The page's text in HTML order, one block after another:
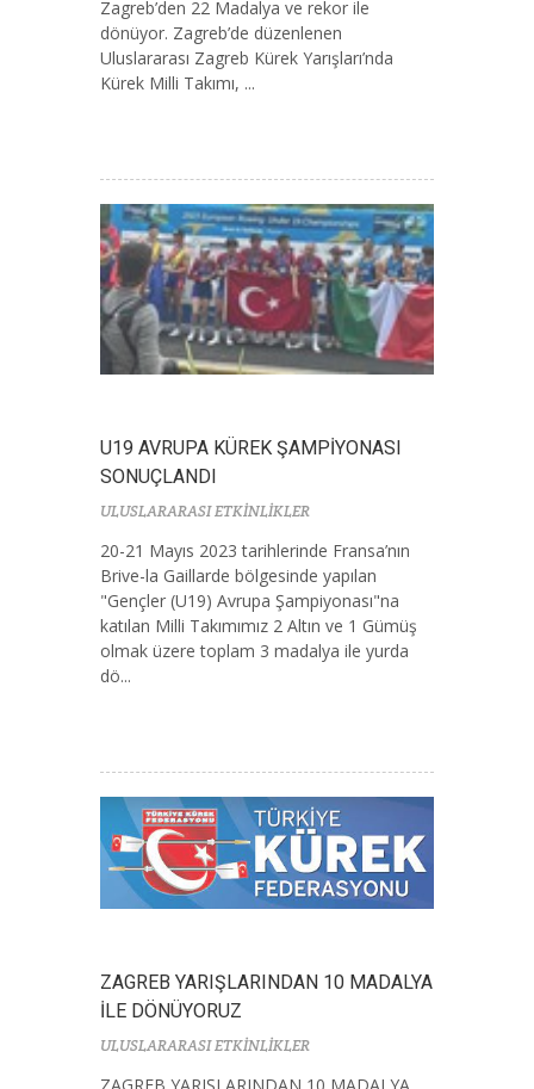
Zagreb’den 22 Madalya ve rekor ile
dönüyor. Zagreb’de düzenlenen
Uluslararası Zagreb Kürek Yarışları’nda
Kürek Milli Takımı, ...
U19 AVRUPA KÜREK ŞAMPİYONASI
SONUÇLANDI
ULUSLARARASI ETKİNLİKLER
20-21 Mayıs 2023 tarihlerinde Fransa’nın
Brive-la Gaillarde bölgesinde yapılan
"Gençler (U19) Avrupa Şampiyonası"na
katılan Milli Takımımız 2 Altın ve 1 Gümüş
olmak üzere toplam 3 madalya ile yurda
dö...
ZAGREB YARIŞLARINDAN 10 MADALYA
İLE DÖNÜYORUZ
ULUSLARARASI ETKİNLİKLER